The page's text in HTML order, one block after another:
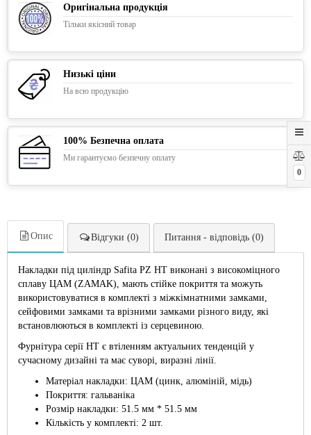
0
Оригінальна продукція
Тільки якісний товар
Низькі ціни
На всю продукцію
100% Безпечна оплата
Ми гарантуємо безпечну оплату
Опис Відгуки (0) Питання - відповідь (0)
Накладки під циліндр Safita PZ HT виконані з високоміцного
сплаву ЦАМ (ZAMAK), мають стійке покриття та можуть
використовуватися в комплекті з міжкімнатними замками,
сейфовими замками та врізними замками різного виду, які
встановлюються в комплекті із серцевиною.
Фурнітура серії HT є втіленням актуальних тенденцій у
сучасному дизайні та має суворі, виразні лінії.
Матеріал накладки: ЦАМ (цинк, алюміній, мідь)
Покриття: гальваніка
Розмір накладки: 51.5 мм * 51.5 мм
Кількість у комплекті: 2 шт.